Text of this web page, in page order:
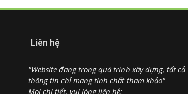
Liên hệ
"Website đang trong quá trình xây dựng, tất cả
thông tin chỉ mang tính chất tham khảo"
Mọi chi tiết, vui lòng liên hệ: